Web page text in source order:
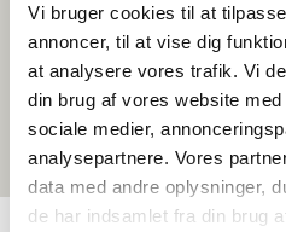
Vi bruger cookies til at
annoncer, til at vise dig
at analysere vores trafik. Vi
din brug af vores website
sociale medier,
analysepartnere. Vores
data med andre oplysninger,
de har indsamlet fra din brug
Om du känner dig riktigt inspirerad,
specialkurs, studiebesök eller resa?
eller en resa till Köpenhamn för att
gör? Det är bara fantasin som
resmålet kan vara.